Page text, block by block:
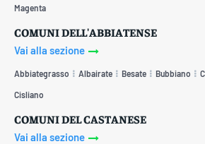
Magenta
COMUNI DELL'ABBIATENSE
Vai alla sezione
Abbiategrasso Albairate Besate Bubbiano
Cisliano
COMUNI DEL CASTANESE
Vai alla sezione